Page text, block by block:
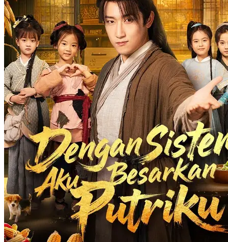
Keajaiban Sistem di Kota
60 Episodes
Rizky Pratama, sopir pengganti yang sering dihina, hampir putus asa
hingga mendapatkan Sistem Pintar. Berkat sistem ini, ia bangkit,
meraih kekayaan, dan menumpas kejahatan, menapaki perjalanan
penuh tantangan menuju puncak kehidupan.